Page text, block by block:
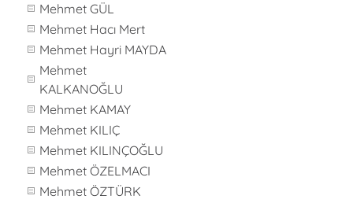
Mehmet GÜL
Mehmet Hacı Mert
Mehmet Hayri MAYDA
Mehmet
KALKANOĞLU
Mehmet KAMAY
Mehmet KILIÇ
Mehmet KILINÇOĞLU
Mehmet ÖZELMACI
Mehmet ÖZTÜRK